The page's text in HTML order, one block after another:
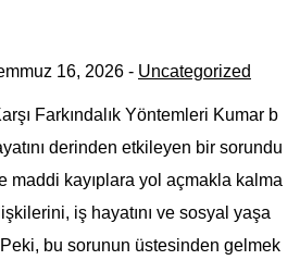
16, 2026 - Uncategorized
Farkındalık Yöntemleri Kumar b
derinden etkileyen bir sorundu
maddi kayıplara yol açmakla kalma
iş hayatını ve sosyal yaşa
bu sorunun üstesinden gelmek